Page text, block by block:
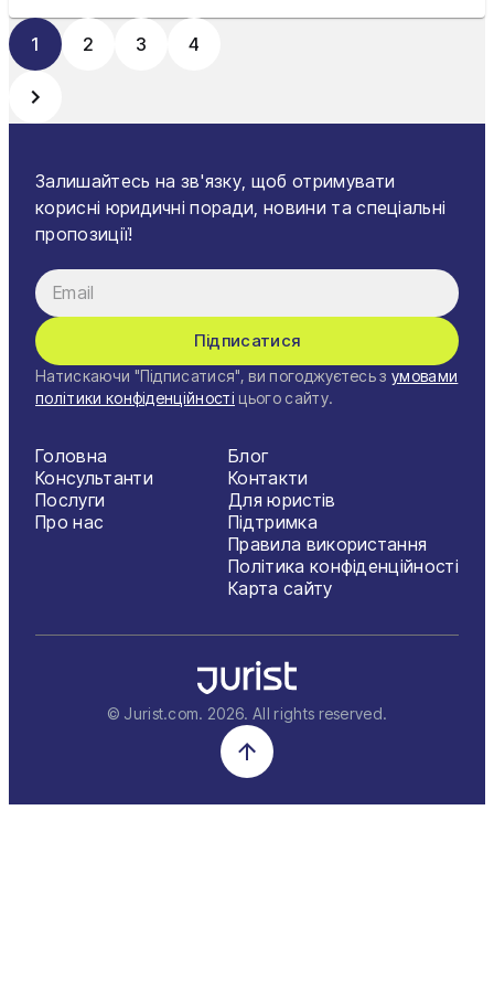
1 2 3 4
Залишайтесь на зв'язку, щоб отримувати
корисні юридичні поради, новини та спеціальні
пропозиції!
Підписатися
Натискаючи "Підписатися", ви погоджуєтесь з умовами
політики конфіденційності цього сайту.
Головна
Консультанти
Послуги
Про нас
Блог
Контакти
Для юристів
Підтримка
Правила використання
Політика конфіденційності
Карта сайту
© Jurist.com. 2026. All rights reserved.